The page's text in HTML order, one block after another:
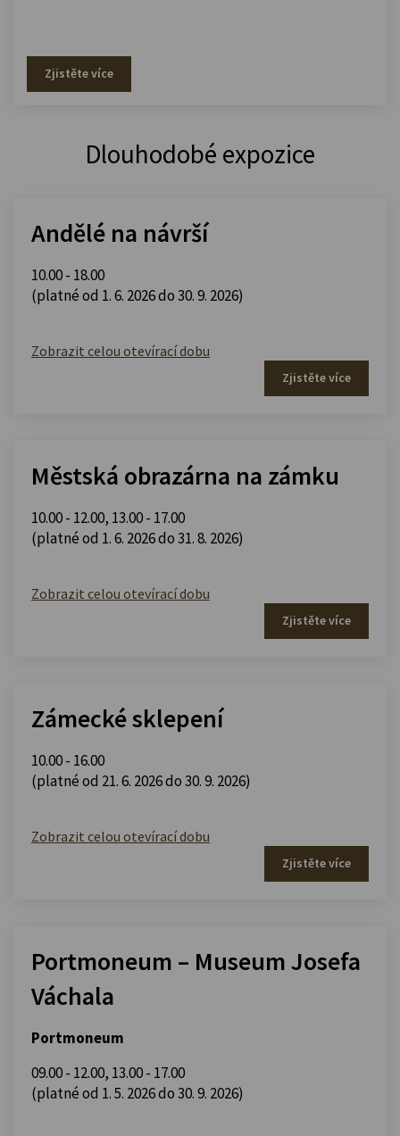
Zjistěte více
Dlouhodobé expozice
Andělé na návrší
10.00 - 18.00
(platné od 1. 6. 2026 do 30. 9. 2026)
Zobrazit celou otevírací dobu
Zjistěte více
Městská obrazárna na zámku
10.00 - 12.00, 13.00 - 17.00
(platné od 1. 6. 2026 do 31. 8. 2026)
Zobrazit celou otevírací dobu
Zjistěte více
Zámecké sklepení
10.00 - 16.00
(platné od 21. 6. 2026 do 30. 9. 2026)
Zobrazit celou otevírací dobu
Zjistěte více
Portmoneum – Museum Josefa
Váchala
Portmoneum
09.00 - 12.00, 13.00 - 17.00
(platné od 1. 5. 2026 do 30. 9. 2026)